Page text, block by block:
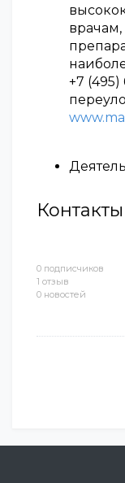
0 подписчиков
1 отзыв
0 новостей
+7
Контакты